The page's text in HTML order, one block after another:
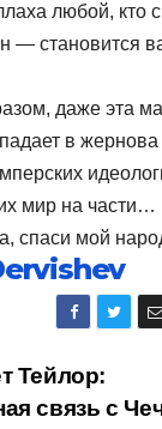
любой, кто
— становится
даже эта
в
мир на части…
спаси мой
Тейлор:
связь с